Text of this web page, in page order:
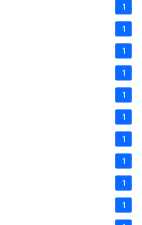
1
1
1
1
1
1
1
1
1
1